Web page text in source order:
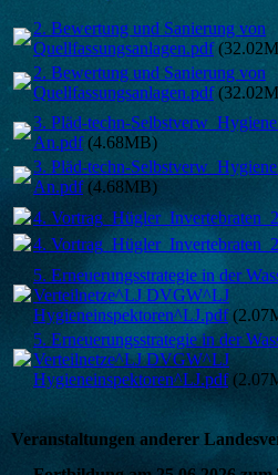
2. Bewertung und Sanierung von
Quellfassungsanlagen.pdf
2. Bewertung und Sanierung von
Quellfassungsanlagen.pdf
3. Pläd-techn-
An.pdf(4.68MB)
3. Pläd-techn-
An.pdf(4.68MB)
4.
4.
5. Erneuerungsstrategie in der
Verteilnetze^LJ DVGW^LJ
Hygieneinspektoren^LJ.pdf
5. Erneuerungsstrategie in der
Verteilnetze^LJ DVGW^LJ
Hygieneinspektoren^LJ.pdf
Veranstaltungen anderer